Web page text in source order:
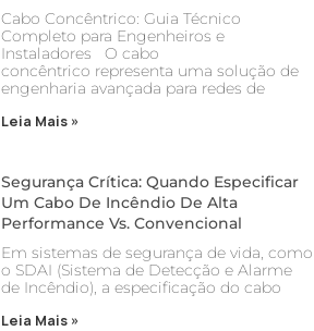
Cabo Concêntrico: Guia Técnico
Completo para Engenheiros e
Instaladores O cabo
concêntrico representa uma solução de
engenharia avançada para redes de
Leia Mais »
Segurança Crítica: Quando Especificar
Um Cabo De Incêndio De Alta
Performance Vs. Convencional
Em sistemas de segurança de vida, como
o SDAI (Sistema de Detecção e Alarme
de Incêndio), a especificação do cabo
Leia Mais »